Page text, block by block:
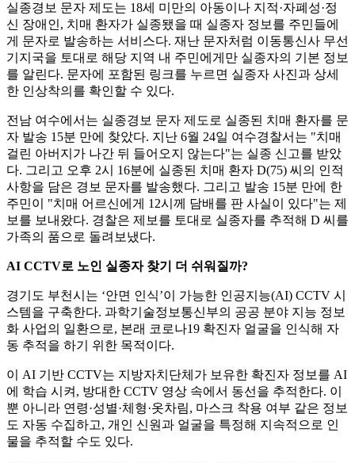
실종경보 문자 제도는 18세 미만의 아동이나 지적·자폐성·정
신 장애인, 치매 환자가 실종됐을 때 실종자 정보를 주민들에
게 문자로 발송하는 서비스다. 재난 문자처럼 이동통신사 무선
기지국을 토대로 해당 지역 내 주민에게만 실종자의 기본 정보
를 알린다. 문자에 포함된 링크를 누르면 실종자 사진과 상세
한 인상착의를 확인할 수 있다.
전남 여수에서는 실종경보 문자 제도로 실종된 치매 환자를 문
자 발송 15분 만에 찾았다. 지난 6월 24일 여수경찰서는 "치매
걸린 아버지가 나간 뒤 들어오지 않는다"는 실종 신고를 받았
다. 그리고 오후 2시 16분에 실종된 치매 환자 D(75) 씨의 인적
사항을 담은 경보 문자를 발송했다. 그리고 발송 15분 만에 한
주민이 "치매 어르신에게 12시께 담배를 판 사실이 있다"는 제
보를 보내왔다. 경찰은 제보를 토대로 실종자를 추적해 D 씨를
가족의 품으로 돌려보냈다.
AI CCTV로 노인 실종자 찾기 더 쉬워질까?
경기도 부천시는 ‘안면 인식’이 가능한 인공지능(AI) CCTV 시
스템을 구축한다. 과학기술정보통신부의 공공 분야 지능 정보
화 사업의 일환으로, 본래 코로나19 확진자 얼굴을 인식해 자
동 추적을 하기 위한 목적이다.
이 AI 기반 CCTV는 지방자치단체가 보유한 확진자 정보를 AI
에 학습 시켜, 방대한 CCTV 영상 속에서 동선을 추적한다. 이
뿐 아니라 연령·성별·체형·옷차림, 마스크 착용 여부 같은 정보
도 자동 수집하고, 개인 신원과 얼굴을 특정해 지속적으로 인
물을 추적할 수도 있다.